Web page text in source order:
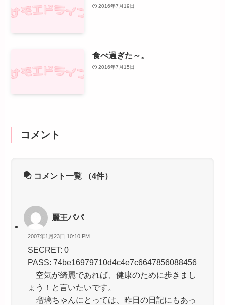
2016年7月19日
食べ過ぎた～。
2016年7月15日
コメント
コメント一覧 （4件）
麗王パパ
2007年1月23日 10:10 PM
SECRET: 0
PASS: 74be16979710d4c4e7c6647856088456
空気が綺麗であれば、健康のために歩きまし
ょう！と言いたいです。
瑠璃ちゃんにとっては、昨日の日記にもあっ